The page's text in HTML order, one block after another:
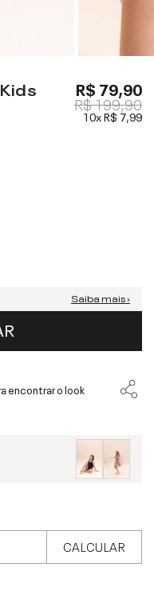
R$ 79,90
R$ 199,90
10xR$ 7,99
Saiba mais ›
encontrar o look
CALCULAR